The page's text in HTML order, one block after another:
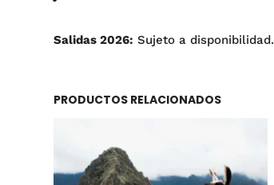
Salidas 2026: Sujeto a disponibilidad.
PRODUCTOS RELACIONADOS